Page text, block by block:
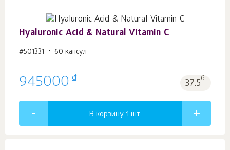
Hyaluronic Acid & Natural Vitamin C
#501331 60 капсул
945000 ₫ 37.5б.
В корзину 1 шт.